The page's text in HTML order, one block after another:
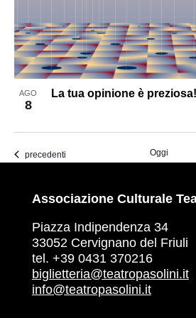
Photo
View
AGO
8
La tua opinione è preziosa!
Eventi
precedenti Oggi
Associazione Culturale
Piazza Indipendenza 34
33052 Cervignano del Friuli
tel. +39 0431 370216
biglietteria@teatropasolini.it
info@teatropasolini.it